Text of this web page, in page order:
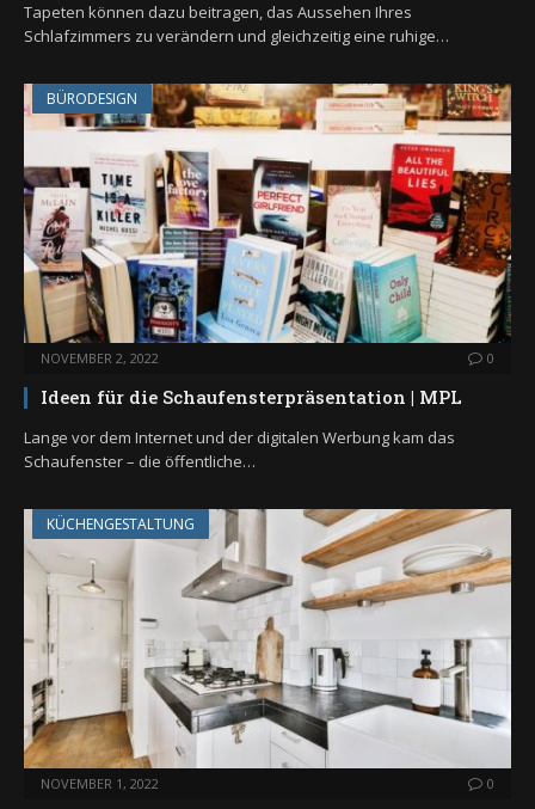
Tapeten können dazu beitragen, das Aussehen Ihres
Schlafzimmers zu verändern und gleichzeitig eine ruhige…
BÜRODESIGN
NOVEMBER 2, 2022 0
Ideen für die Schaufensterpräsentation | MPL
Lange vor dem Internet und der digitalen Werbung kam das
Schaufenster – die öffentliche…
KÜCHENGESTALTUNG
NOVEMBER 1, 2022 0